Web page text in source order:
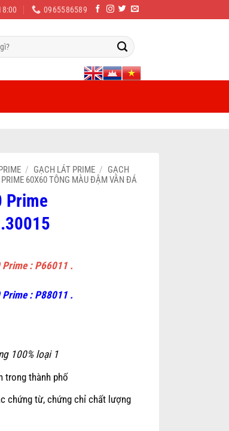
0965586589
/ GẠCH LÁT PRIME / GẠCH
60X60 TÔNG MÀU ĐẬM VÂN ĐÁ
Prime
Prime : P66011 .
Prime : P88011 .
100% loại 1
trong thành phố
chứng từ, chứng chỉ chất lượng